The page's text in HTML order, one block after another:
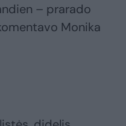
– prarado
Monika